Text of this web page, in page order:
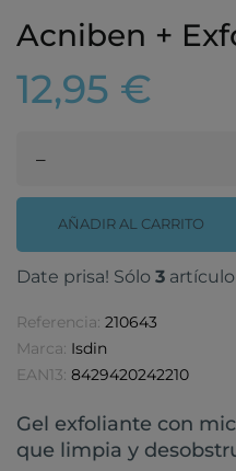
Acniben +
12,95 €
–
AÑADIR AL CARRITO
Date prisa! Sólo 3
Referencia: 210643
Marca: Isdin
EAN13: 8429420242210
Gel exfoliante con
que limpia y